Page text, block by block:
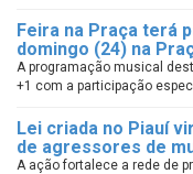
Feira na Praça terá
domingo (24) na
A programação musical
+1 com a participação
Lei criada no Piauí
de agressores de
A ação fortalece a rede de